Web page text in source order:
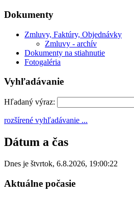
Dokumenty
Zmluvy, Faktúry, Objednávky
Zmluvy - archív
Dokumenty na stiahnutie
Fotogaléria
Vyhľadávanie
Hľadaný výraz:
rozšírené vyhľadávanie ...
Dátum a čas
Dnes je štvrtok, 6.8.2026, 19:00:22
Aktuálne počasie